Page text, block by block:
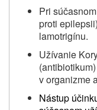
Pri
proti
lamotrigínu.
Užívanie
v organizme
Nástup